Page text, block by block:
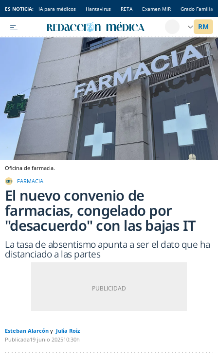
ES NOTICIA: IA para médicos Hantavirus RETA Examen MIR Grado Familia
Oficina de farmacia.
FARMACIA
El nuevo convenio de
farmacias, congelado por
"desacuerdo" con las bajas IT
La tasa de absentismo apunta a ser el dato que ha
distanciado a las partes
Esteban Alarcón
Julia Roiz
Publicada19 junio 202510:30h